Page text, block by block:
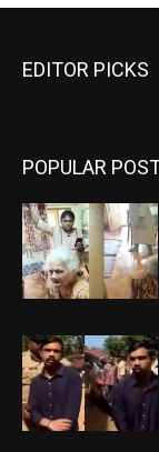
EDITOR PICKS
POPULAR